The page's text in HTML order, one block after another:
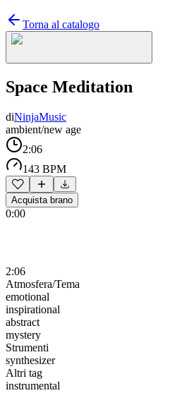
Torna al catalogo
Space Meditation
diNinjaMusic
ambient/new age
2:06
143 BPM
Acquista brano
0:00
2:06
Atmosfera/Tema
emotional
inspirational
abstract
mystery
Strumenti
synthesizer
Altri tag
instrumental